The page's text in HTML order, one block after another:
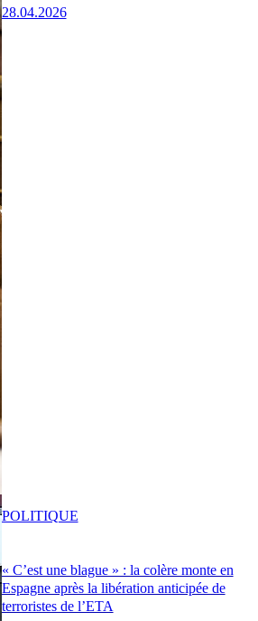
28.04.2026
« C’est une blague » : la colère monte en
Espagne après la libération anticipée de
terroristes de l’ETA
POLITIQUE